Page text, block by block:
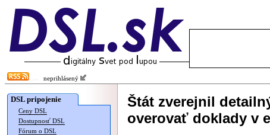
neprihlásený
DSL pripojenie
Ceny DSL
Dostupnosť DSL
Fórum o DSL
Štát zverejnil
overovať doklady v